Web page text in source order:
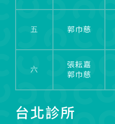
台北診所
五
六
郭巾慈
張耘嘉
郭巾慈